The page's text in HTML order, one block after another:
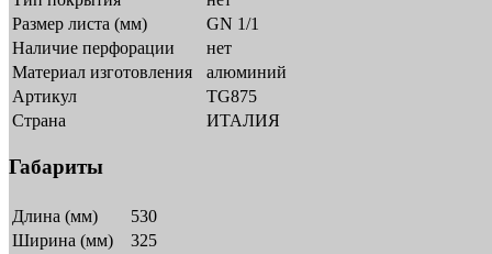
Размер листа (мм)
GN 1/1
Наличие перфорации
нет
Материал изготовления
алюминий
Артикул
TG875
Страна
ИТАЛИЯ
Габариты
Длина (мм)
530
Ширина (мм)
325